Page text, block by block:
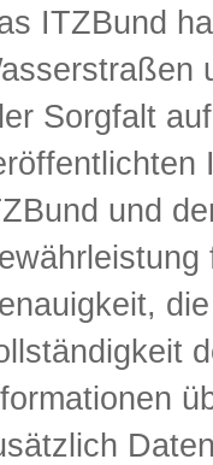
ITZBund
Sorgfalt
und